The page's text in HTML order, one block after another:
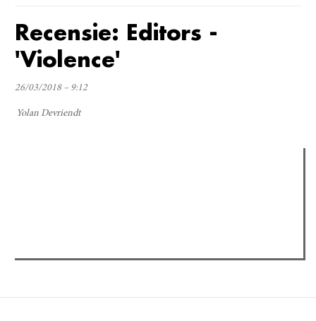
Recensie: Editors -
'Violence'
26/03/2018 – 9:12
Yolan Devriendt